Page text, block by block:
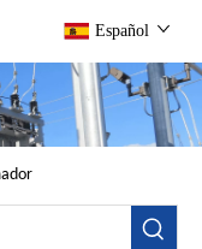
Español